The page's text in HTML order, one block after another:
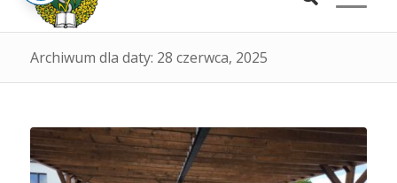
Archiwum dla daty: 28 czerwca, 2025